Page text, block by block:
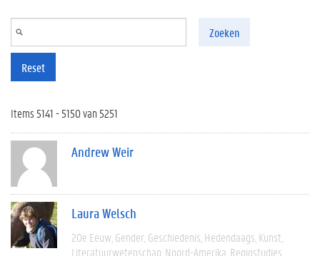
Zoeken
Reset
Items 5141 - 5150 van 5251
Andrew Weir
Laura Welsch
20e Eeuw Gender Geschiedenis Hedendaags Kunst
Literatuurwetenschap Noord-Amerika Regiostudies